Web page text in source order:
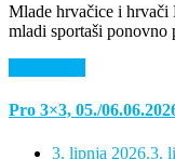
Mlade hrvačice i hrvači
mladi sportaši ponovno
Pro 3×3, 05./
3. lipnja 2026.3.